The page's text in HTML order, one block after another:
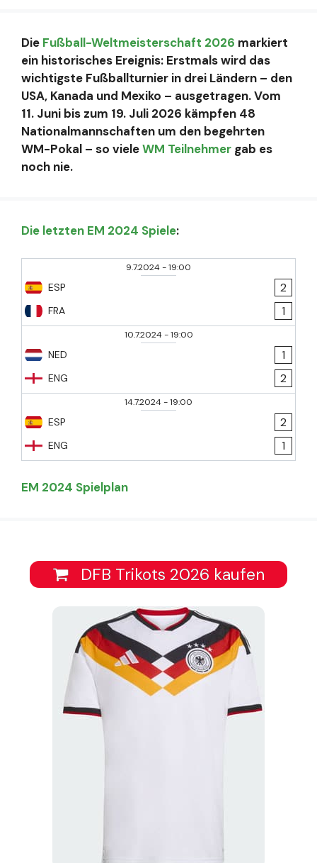
Die Fußball-Weltmeisterschaft 2026 markiert
ein historisches Ereignis: Erstmals wird das
wichtigste Fußballturnier in drei Ländern – den
USA, Kanada und Mexiko – ausgetragen. Vom
11. Juni bis zum 19. Juli 2026 kämpfen 48
Nationalmannschaften um den begehrten
WM-Pokal – so vieleWM Teilnehmer gab es
noch nie.
Die letzten EM 2024 Spiele:
9.7.2024-19:00
ESP
FRA
2
1
10.7.2024-19:00
NED
ENG
1
2
14.7.2024-19:00
ESP
ENG
2
1
EM 2024 Spielplan
DFB Trikots 2026 kaufen